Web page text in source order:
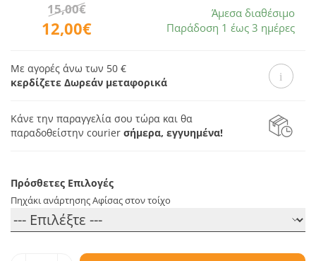
12,00€
15,00€
Άμεσα διαθέσιμο
Παράδοση 1 έως 3 ημέρες
Με αγορές άνω των 50 €
κερδίζετε Δωρεάν μεταφορικά
Κάνε την παραγγελία σου τώρα και θα
παραδοθείστην courier σήμερα, εγγυημένα!
Πρόσθετες Επιλογές
Πηχάκι ανάρτησης Αφίσας στον τοίχο